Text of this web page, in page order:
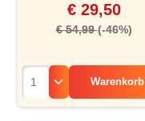
€ 29,50
€ 54,99(-46%)
Warenkorb